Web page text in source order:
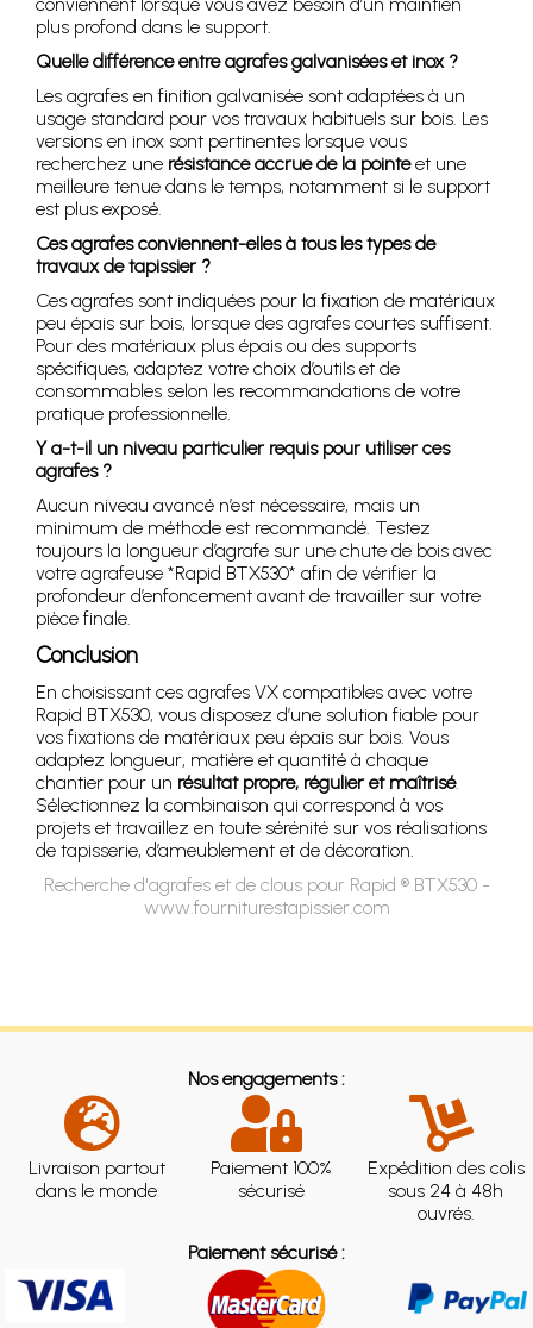
plus profond dans le support.
Quelle différence entre agrafes galvanisées et inox ?
Les agrafes en finition galvanisée sont adaptées à un
usage standard pour vos travaux habituels sur bois. Les
versions en inox sont pertinentes lorsque vous
recherchez une résistance accrue de la pointeet une
meilleure tenue dans le temps, notamment si le support
est plus exposé.
Ces agrafes conviennent-elles à tous les types de
travaux de tapissier ?
Ces agrafes sont indiquées pour la fixation de matériaux
peu épais sur bois, lorsque des agrafes courtes suffisent.
Pour des matériaux plus épais ou des supports
spécifiques, adaptez votre choix d’outils et de
consommables selon les recommandations de votre
pratique professionnelle.
Y a-t-il un niveau particulier requis pour utiliser ces
agrafes ?
Aucun niveau avancé n’est nécessaire, mais un
minimum de méthode est recommandé. Testez
toujours la longueur d’agrafe sur une chute de bois avec
votre agrafeuse *Rapid BTX530* afin de vérifier la
profondeur d’enfoncement avant de travailler sur votre
pièce finale.
Conclusion
En choisissant ces agrafes VX compatibles avec votre
Rapid BTX530, vous disposez d’une solution fiable pour
vos fixations de matériaux peu épais sur bois. Vous
adaptez longueur, matière et quantité à chaque
chantier pour un résultat propre, régulier et maîtrisé.
Sélectionnez la combinaison qui correspond à vos
projets et travaillez en toute sérénité sur vos réalisations
de tapisserie, d’ameublement et de décoration.
Recherche d'agrafes et de clous pour Rapid ® BTX530 -
www.fourniturestapissier.com
Nos engagements :
Livraison partout
dans le monde
Paiement 100%
sécurisé
Expédition des colis
sous 24 à 48h
ouvrés.
Paiement sécurisé :